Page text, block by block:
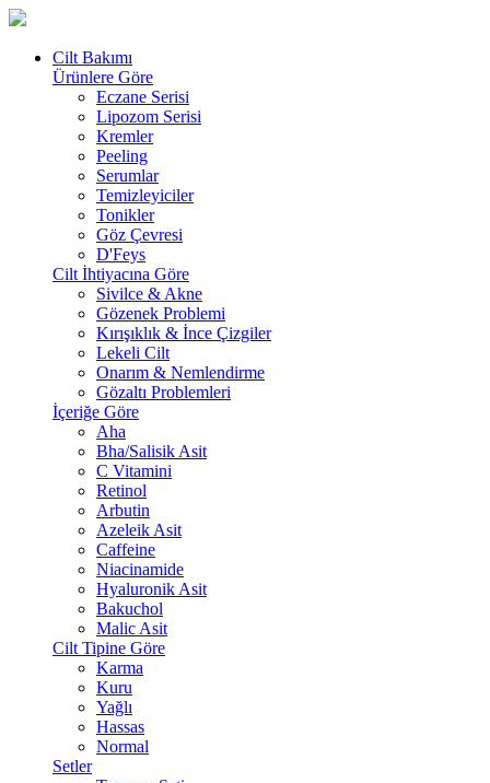
Cilt Bakımı
Ürünlere Göre
Eczane Serisi
Lipozom Serisi
Kremler
Peeling
Serumlar
Temizleyiciler
Tonikler
Göz Çevresi
D'Feys
Cilt İhtiyacına Göre
Sivilce & Akne
Gözenek Problemi
Kırışıklık & İnce Çizgiler
Lekeli Cilt
Onarım & Nemlendirme
Gözaltı Problemleri
İçeriğe Göre
Aha
Bha/Salisik Asit
C Vitamini
Retinol
Arbutin
Azeleik Asit
Caffeine
Niacinamide
Hyaluronik Asit
Bakuchol
Malic Asit
Cilt Tipine Göre
Karma
Kuru
Yağlı
Hassas
Normal
Setler